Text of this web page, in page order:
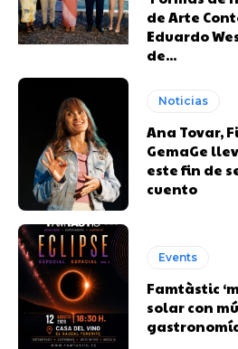
de Arte
Eduardo
de...
Noticias
Ana Tovar,
GemaGe
este fin de
cuento
Events
Famtàstic
solar con